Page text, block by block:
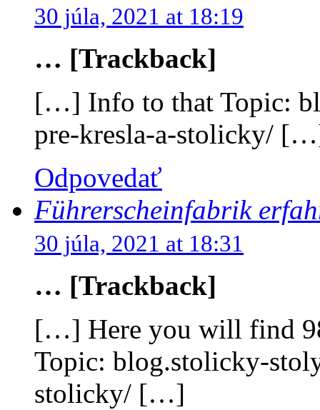
30 júla, 2021 at 18:19
… [Trackback]
[…] Info to that Topic:
pre-kresla-a-stolicky/
Odpovedať
Führerscheinfabrik
30 júla, 2021 at 18:31
… [Trackback]
[…] Here you will find
Topic: blog.stolicky-
stolicky/ […]